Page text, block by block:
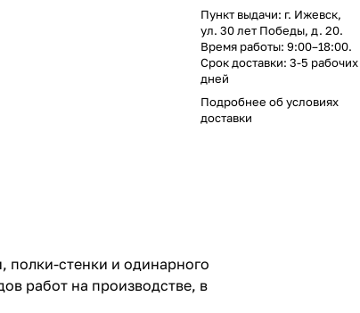
Пункт выдачи: г. Ижевск,
ул. 30 лет Победы, д. 20.
Время работы: 9:00–18:00.
Срок доставки: 3-5 рабочих
дней
Подробнее обусловиях
доставки
полки-стенки и одинарного
работ на производстве, в